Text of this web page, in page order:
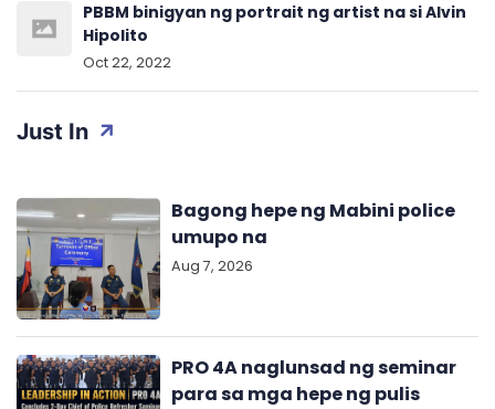
Just In
Bagong hepe ng Mabini police
umupo na
Aug 7, 2026
PRO 4A naglunsad ng seminar
para sa mga hepe ng pulis
PBBM binigyan ng portrait ng artist na si Alvin
Hipolito
Oct 22, 2022